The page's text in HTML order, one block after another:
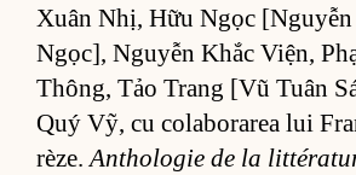
Xuân Nhị, Hữu Ngọc
Ngọc], Ngu­yễn Khắc Vi­ện,
Thông, Tảo Trang [Vũ Tuân
Quý Vỹ, cu co­la­bo­ra­rea lui
rèze.An­tho­lo­gie de la